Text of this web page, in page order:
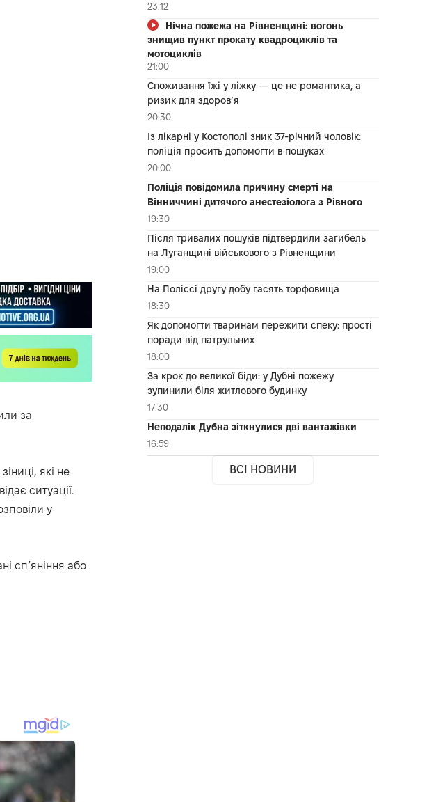
за
які не
ситуації.
у
сп’яніння або
23:12
Нічна пожежа на Рівненщині: вогонь
знищив пункт прокату квадроциклів та
мотоциклів
21:00
Споживання їжі у ліжку — це не романтика, а
ризик для здоров’я
20:30
Із лікарні у Костополі зник 37-річний чоловік:
поліція просить допомогти в пошуках
20:00
Поліція повідомила причину смерті на
Вінниччині дитячого анестезіолога з Рівного
19:30
Після тривалих пошуків підтвердили загибель
на Луганщині військового з Рівненщини
19:00
На Поліссі другу добу гасять торфовища
18:30
Як допомогти тваринам пережити спеку: прості
поради від патрульних
18:00
За крок до великої біди: у Дубні пожежу
зупинили біля житлового будинку
17:30
Неподалік Дубна зіткнулися дві вантажівки
16:59
ВСІ НОВИНИ